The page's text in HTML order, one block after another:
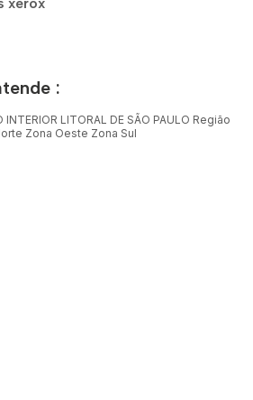
:
INTERIOR LITORAL DE SÃO PAULO Região
Zona Oeste Zona Sul